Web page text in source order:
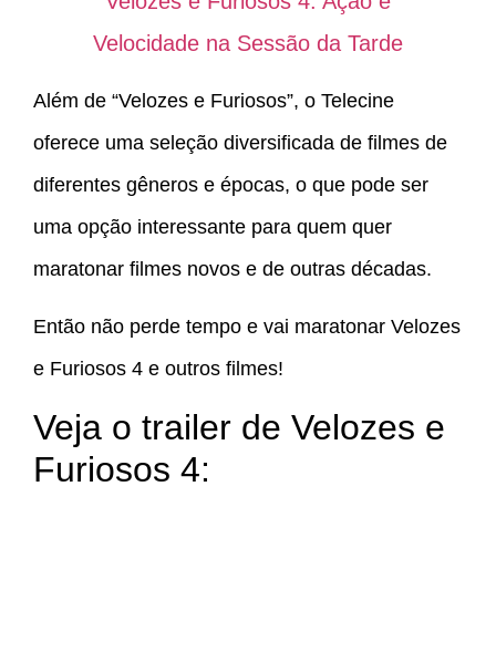
Velocidade na Sessão da Tarde
Além de “Velozes e Furiosos”, o Telecine
oferece uma seleção diversificada de filmes de
diferentes gêneros e épocas, o que pode ser
uma opção interessante para quem quer
maratonar filmes novos e de outras décadas.
Então não perde tempo e vai maratonar Velozes
e Furiosos 4 e outros filmes!
Veja o trailer de Velozes e
Furiosos 4: